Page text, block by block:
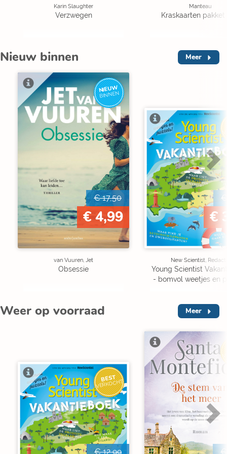
Karin Slaughter
Verzwegen
Manteau
Kraskaarten pakket
Nieuw binnen Meer
NIEUW
BINNEN
€ 17,50
€ 4,99
van Vuuren, Jet
Obsessie
€
New Scientist,
Young Scientist
- bomvol weetjes en
Weer op voorraad Meer
BEST
VERKOCHT
€ 12,99 €